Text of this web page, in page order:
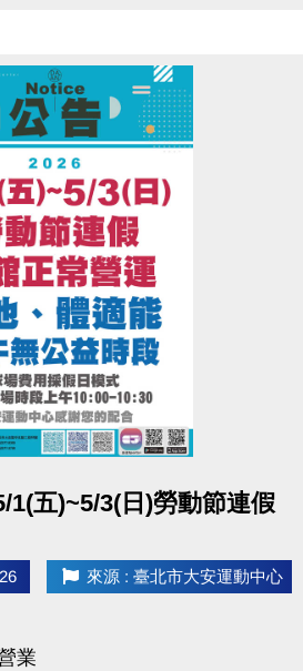
1(五)~5/3(日)勞動節連假
來源 : 臺北市大安運動中心
業